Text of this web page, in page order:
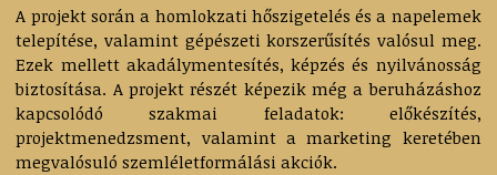
A projekt során a homlokzati hőszigetelés és a napelemek
telepítése, valamint gépészeti korszerűsítés valósul meg.
Ezek mellett akadálymentesítés, képzés és nyilvánosság
biztosítása. A projekt részét képezik még a beruházáshoz
kapcsolódó szakmai feladatok: előkészítés,
projektmenedzsment, valamint a marketing keretében
megvalósuló szemléletformálási akciók.